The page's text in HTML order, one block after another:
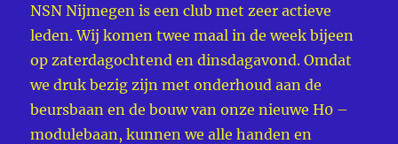
NSN Nijmegen is een club met zeer actieve
leden. Wij komen twee maal in de week bijeen
op zaterdagochtend en dinsdagavond. Omdat
we druk bezig zijn met onderhoud aan de
beursbaan en de bouw van onze nieuwe H0 –
modulebaan, kunnen we alle handen en